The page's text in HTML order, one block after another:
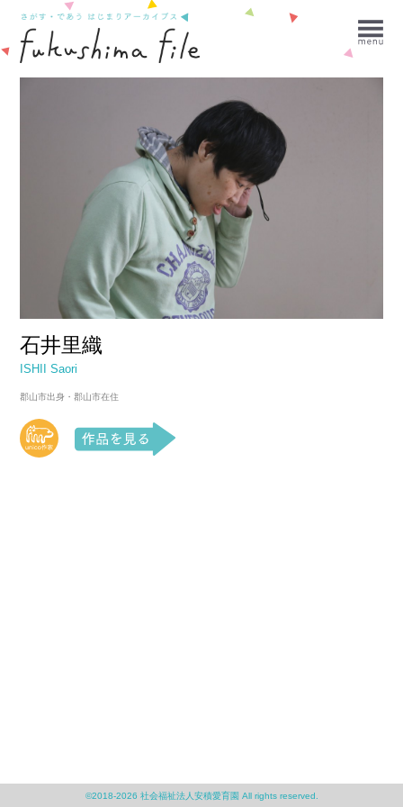
石井里織
ISHII Saori
郡山市出身・郡山市在住
©2018-2026 社会福祉法人安積愛育園 All rights reserved.